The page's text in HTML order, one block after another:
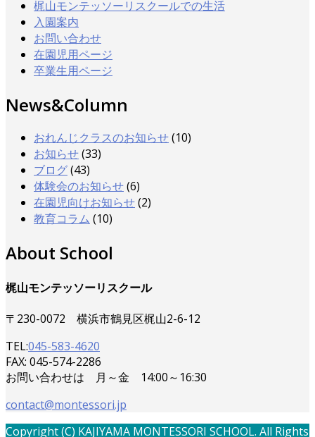
梶山モンテッソーリスクールでの生活
入園案内
お問い合わせ
在園児用ページ
卒業生用ページ
News&Column
おれんじクラスのお知らせ(10)
お知らせ(33)
ブログ(43)
体験会のお知らせ(6)
在園児向けお知らせ(2)
教育コラム (10)
About School
梶山モンテッソーリスクール
〒230-0072 横浜市鶴見区梶山2-6-12
TEL:045-583-4620
FAX: 045-574-2286
お問い合わせは 月～金 14:00～16:30
contact@montessori.jp
Copyright (C) KAJIYAMA MONTESSORI SCHOOL. All Rights